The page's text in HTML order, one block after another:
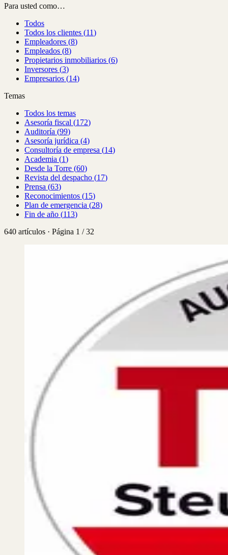
Para usted como…
Todos
Todos los clientes (11)
Empleadores (8)
Empleados (8)
Propietarios inmobiliarios (6)
Inversores (3)
Empresarios (14)
Temas
Todos los temas
Asesoría fiscal (172)
Auditoría (99)
Asesoría jurídica (4)
Consultoría de empresa (14)
Academia (1)
Desde la Torre (60)
Revista del despacho (17)
Prensa (63)
Reconocimientos (15)
Plan de emergencia (28)
Fin de año (113)
640 artículos · Página 1 / 32